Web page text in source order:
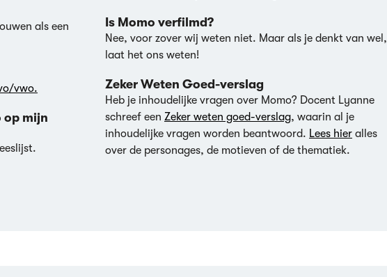
als een
vwo.
op mijn
Is Momo verfilmd?
Nee, voor zover wij weten niet. Maar als je denkt van wel,
laat het ons weten!
Zeker Weten Goed-verslag
Heb je inhoudelijke vragen over Momo? Docent Lyanne
schreef een Zeker weten goed-verslag, waarin al je
inhoudelijke vragen worden beantwoord. Lees hier alles
over de personages, de motieven of de thematiek.